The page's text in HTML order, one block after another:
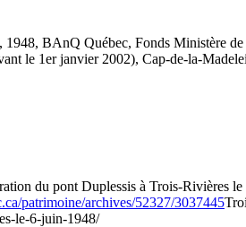
1948, BAnQ Québec, Fonds Ministère
le 1er janvier 2002), Cap-de-la-
du pont Duplessis à Trois-Rivières
patrimoine/archives/52327/3037445
le-6-juin-1948/